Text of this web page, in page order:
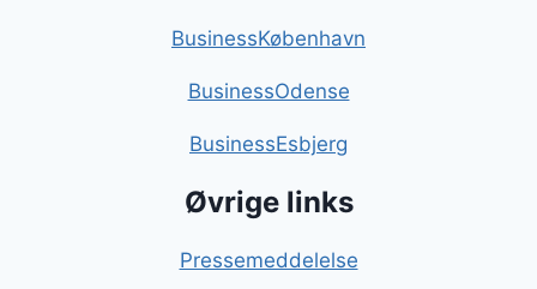
BusinessKøbenhavn
BusinessOdense
BusinessEsbjerg
Øvrige links
Pressemeddelelse